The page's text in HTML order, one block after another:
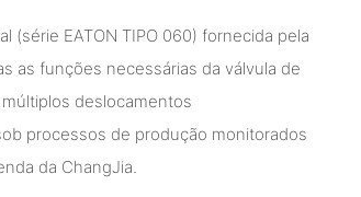
(série EATON TIPO 060) fornecida pela
as funções necessárias da válvula de
deslocamentos
processos de produção monitorados
da ChangJia.